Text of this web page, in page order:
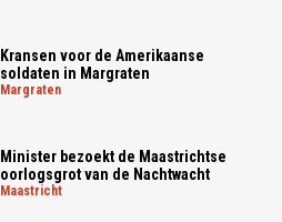
Kransen voor de Amerikaanse
soldaten in Margraten
margraten
Minister bezoekt de Maastrichtse
oorlogsgrot van de Nachtwacht
maastricht